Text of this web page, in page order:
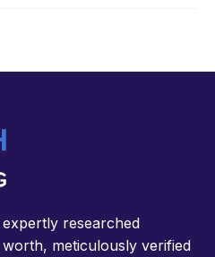
researched
meticulously verified